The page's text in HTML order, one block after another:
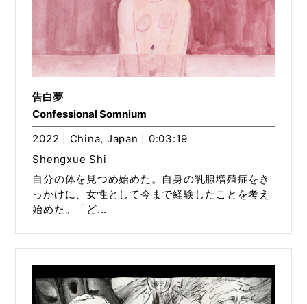
告白夢
Confessional Somnium
2022 | China, Japan | 0:03:19
Shengxue Shi
自分の体を見つめ始めた。自身の乳腺増殖症をき
っかけに、女性として今まで経験したことを考え
始めた。「ど...